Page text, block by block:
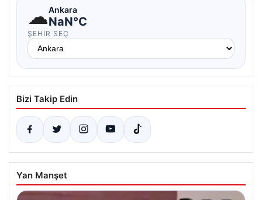
☁Ankara
NaN°C
ŞEHIR SEÇ
Bizi Takip Edin
Yan Manşet